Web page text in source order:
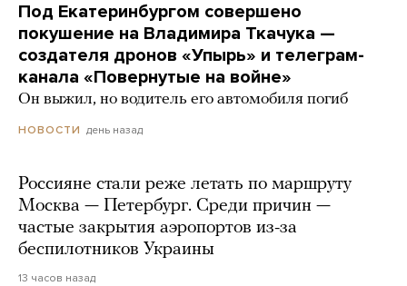
Под Екатеринбургом совершено
покушение на Владимира Ткачука —
создателя дронов «Упырь» и телеграм-
канала «Повернутые на войне»
Он выжил, но водитель его автомобиля погиб
НОВОСТИ день назад
Россияне стали реже летать по маршруту
Москва — Петербург. Среди причин —
частые закрытия аэропортов из-за
беспилотников Украины
13 часов назад